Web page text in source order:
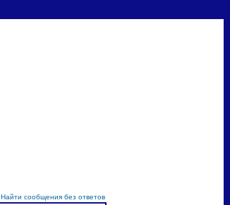
Найти сообщения без ответов